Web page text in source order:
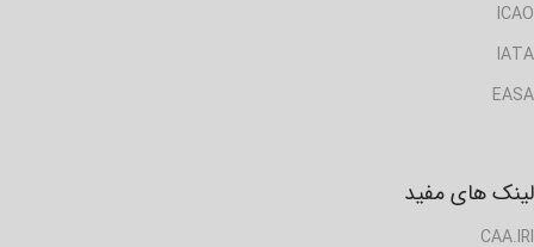
ICAO
IATA
EASA
لینک های مفید
CAA.IRI